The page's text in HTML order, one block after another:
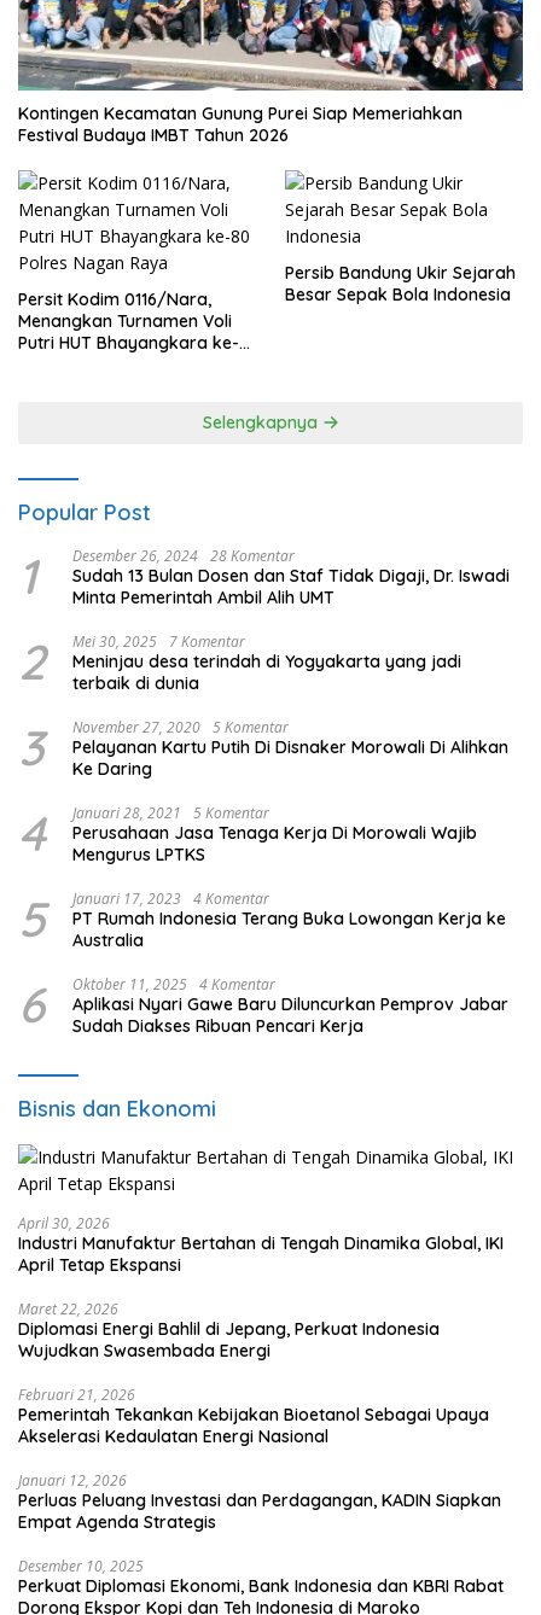
Kontingen Kecamatan Gunung Purei Siap Memeriahkan
Festival Budaya IMBT Tahun 2026
Persit Kodim 0116/Nara,
Menangkan Turnamen Voli
Putri HUT Bhayangkara ke-
Persib Bandung Ukir Sejarah
Besar Sepak Bola Indonesia
Selengkapnya
Popular Post
1 Desember 26, 2024 28 Komentar
Sudah 13 Bulan Dosen dan Staf Tidak Digaji, Dr. Iswadi
Minta Pemerintah Ambil Alih UMT
2 Mei 30, 2025 7 Komentar
Meninjau desa terindah di Yogyakarta yang jadi
terbaik di dunia
3 November 27, 2020 5 Komentar
Pelayanan Kartu Putih Di Disnaker Morowali Di Alihkan
Ke Daring
4 Januari 28, 2021 5 Komentar
Perusahaan Jasa Tenaga Kerja Di Morowali Wajib
Mengurus LPTKS
5 Januari 17, 2023 4 Komentar
PT Rumah Indonesia Terang Buka Lowongan Kerja ke
Australia
6 Oktober 11, 2025 4 Komentar
Aplikasi Nyari Gawe Baru Diluncurkan Pemprov Jabar
Sudah Diakses Ribuan Pencari Kerja
Bisnis dan Ekonomi
April 30, 2026
Industri Manufaktur Bertahan di Tengah Dinamika Global, IKI
April Tetap Ekspansi
Maret 22, 2026
Diplomasi Energi Bahlil di Jepang, Perkuat Indonesia
Wujudkan Swasembada Energi
Februari 21, 2026
Pemerintah Tekankan Kebijakan Bioetanol Sebagai Upaya
Akselerasi Kedaulatan Energi Nasional
Januari 12, 2026
Perluas Peluang Investasi dan Perdagangan, KADIN Siapkan
Empat Agenda Strategis
Desember 10, 2025
Perkuat Diplomasi Ekonomi, Bank Indonesia dan KBRI Rabat
Dorong Ekspor Kopi dan Teh Indonesia di Maroko